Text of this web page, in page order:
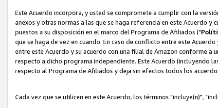
Este Acuerdo incorpora, y usted se compromete a cumplir con la
anexos y otras normas a las que se haga referencia en este Acuerdo
puestos a su disposición en el marco del Programa de Afiliados ("
que se haga de vez en cuando. En caso de conflicto entre este
entre este Acuerdo y su acuerdo con una filial de Amazon conforme
respecto a dicho programa independiente. Este Acuerdo (incluyendo
respecto al Programa de Afiliados y deja sin efectos todos los
Cada vez que se utilicen en este Acuerdo, los términos "incluye(n)",